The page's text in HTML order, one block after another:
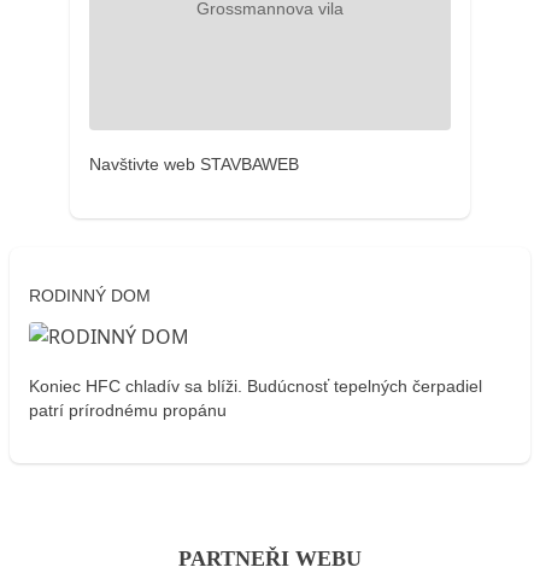
Navštivte web STAVBAWEB
RODINNÝ DOM
Koniec HFC chladív sa blíži. Budúcnosť tepelných čerpadiel
patrí prírodnému propánu
PARTNEŘI WEBU